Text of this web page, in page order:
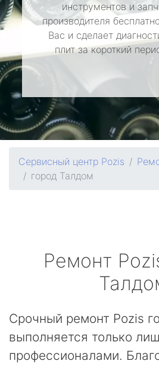
инструментов и
производителя
Вас и сделает
плит за короткий
Сервисный центр Pozis
город Талдом
Ремонт
Срочный ремонт Pozis
выполняется только
профессионалами.